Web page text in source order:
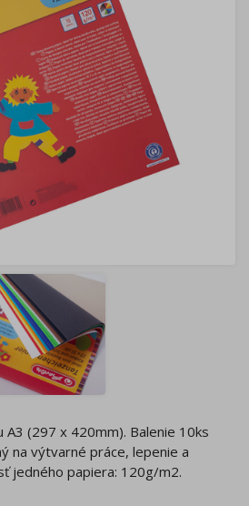
(297 x 420mm). Balenie 10ks
na výtvarné práce, lepenie a
jedného papiera: 120g/m2.